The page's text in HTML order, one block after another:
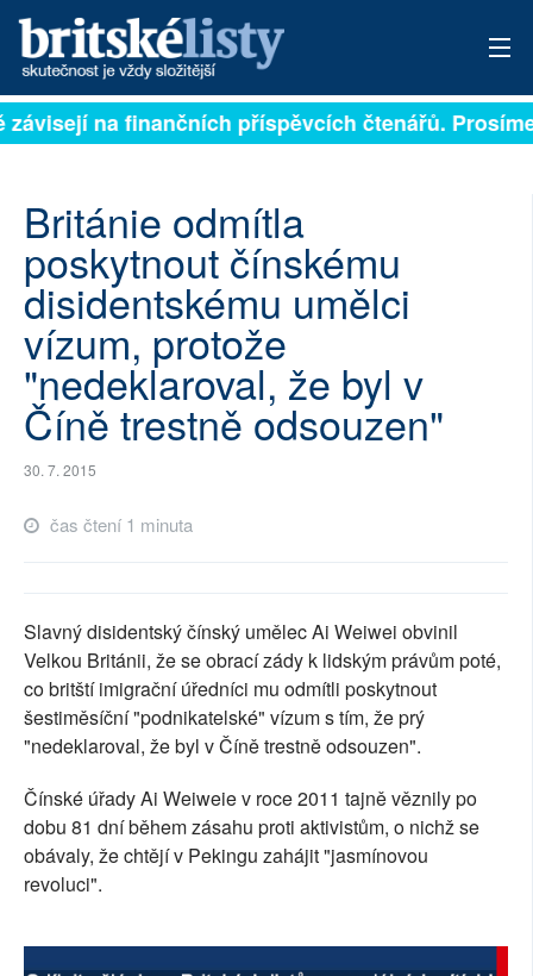
PŘIHLÁSIT
ARCHIV
ROZHOVORY
TÉMATA
NEJČTENĚJŠÍ ZA 7 DNÍ
PLNÁ VERZE STRÁNEK
na finančních příspěvcích čtenářů.
Británie odmítla
poskytnout čínskému
disidentskému umělci
vízum, protože
"nedeklaroval, že byl v
Číně trestně odsouzen"
30. 7. 2015
čas čtení 1 minuta
Slavný disidentský čínský umělec Ai Weiwei obvinil
Velkou Británii, že se obrací zády k lidským právům poté,
co britští imigrační úředníci mu odmítli poskytnout
šestiměsíční "podnikatelské" vízum s tím, že prý
"nedeklaroval, že byl v Číně trestně odsouzen".
Čínské úřady Ai Weiweie v roce 2011 tajně věznily po
dobu 81 dní během zásahu proti aktivistům, o nichž se
obávaly, že chtějí v Pekingu zahájit "jasmínovou
revoluci".